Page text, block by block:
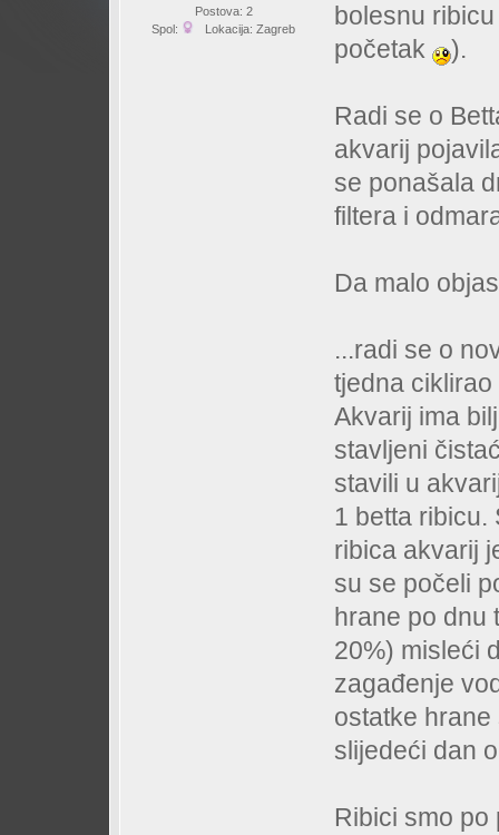
Postova: 2
Spol:
Lokacija: Zagreb
bolesnu
početak
).
Radi se o
akvarij
se ponašala
filtera i
Da malo
...radi se o
tjedna
Akvarij ima
stavljeni
stavili u
1 betta ribicu.
ribica akvarij
su se počeli
hrane po dnu
20%) misleći
zagađenje
ostatke
slijedeći dan
Ribici smo